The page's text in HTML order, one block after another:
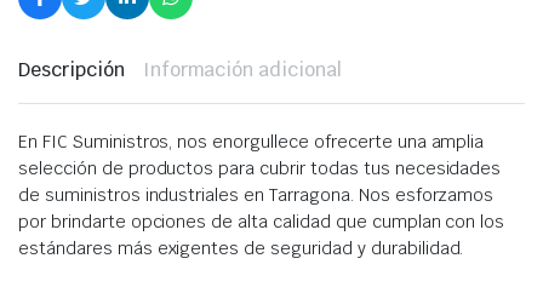
Descripción Información adicional
En FIC Suministros, nos enorgullece ofrecerte una amplia
selección de productos para cubrir todas tus necesidades
de suministros industriales en Tarragona. Nos esforzamos
por brindarte opciones de alta calidad que cumplan con los
estándares más exigentes de seguridad y durabilidad.